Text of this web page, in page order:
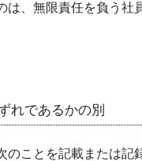
、無限責任を負う社
れであるかの別
ことを記載または記